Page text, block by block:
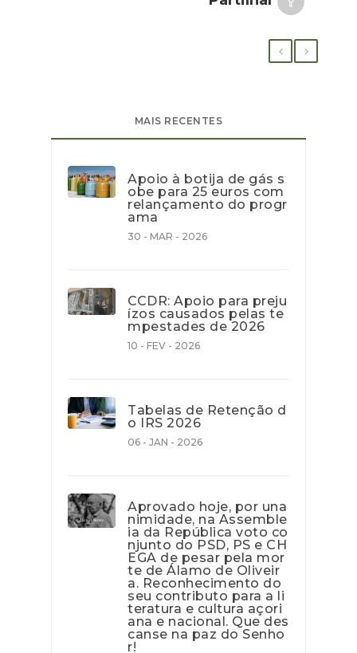
MAIS RECENTES
Apoio à botija de gás s
obe para 25 euros com
relançamento do progr
ama
30 - MAR - 2026
CCDR: Apoio para preju
ízos causados pelas te
mpestades de 2026
10 - FEV - 2026
Tabelas de Retenção d
o IRS 2026
06 - JAN - 2026
Aprovado hoje, por una
nimidade, na Assemble
ia da República voto co
njunto do PSD, PS e CH
EGA de pesar pela mor
te de Álamo de Oliveir
a. Reconhecimento do
seu contributo para a li
teratura e cultura açori
ana e nacional. Que des
canse na paz do Senho
r!